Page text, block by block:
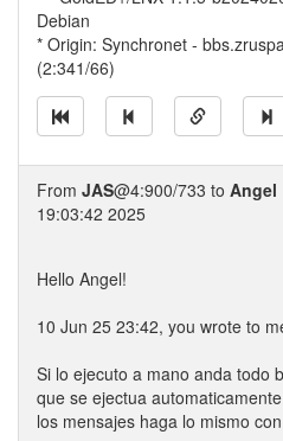
Debian
* Origin: Synchronet -
(2:341/66)
From JAS@4:900/733 to Angel
19:03:42 2025
Hello Angel!
10 Jun 25 23:42, you wrote to
Si lo ejecuto a mano anda todo
que se ejectua
los mensajes haga lo mismo